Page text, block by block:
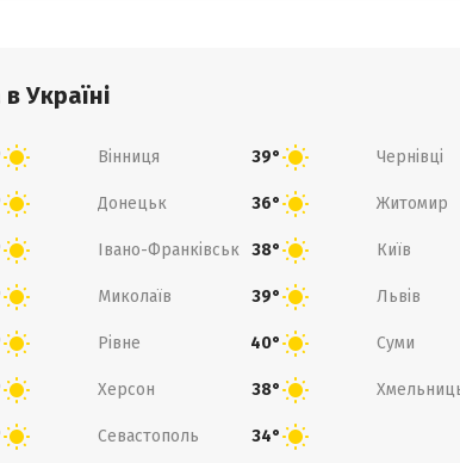
Україні
Вінниця 39° Чернівці
Донецьк 36° Житомир
Івано-Франківськ 38° Київ
Миколаїв 39° Львів
Рівне 40° Суми
Херсон 38°
Севастополь 34°